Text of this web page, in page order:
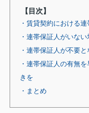
【目次】
・賃貸契約における
・連帯保証人がいな
・連帯保証人が不要
・連帯保証人の有無
きを
・まとめ